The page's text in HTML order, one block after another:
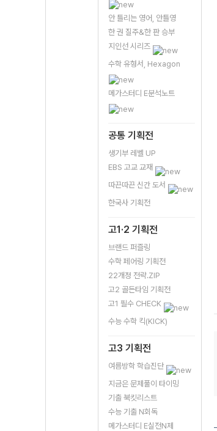
안 틀리는 영어, 안틀영
한 권 질주&한 판 승부
지인선 시리즈
수학 유형서, Hexagon
메가스터디 E분석노트
공통 기획전
생기부 레벨 UP
EBS 고교 교재
따끈따끈 신간 도서
한국사 기획전
고1·2 기획전
브랜드 퍼즐링
수학 페어링 기획전
22개정 전략.ZIP
고2 골든타임 기획전
고1 필수 CHECK
수능 수학 킥(KICK)
고3 기획전
여름방학 학습진단
지금은 문제풀이 타이밍
기출 북킷리스트
수능 기출 N회독
메가스터디 E실전N제